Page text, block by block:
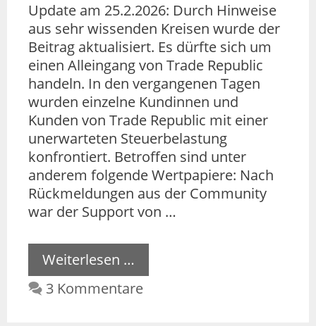
Update am 25.2.2026: Durch Hinweise
aus sehr wissenden Kreisen wurde der
Beitrag aktualisiert. Es dürfte sich um
einen Alleingang von Trade Republic
handeln. In den vergangenen Tagen
wurden einzelne Kundinnen und
Kunden von Trade Republic mit einer
unerwarteten Steuerbelastung
konfrontiert. Betroffen sind unter
anderem folgende Wertpapiere: Nach
Rückmeldungen aus der Community
war der Support von …
Weiterlesen …
3 Kommentare